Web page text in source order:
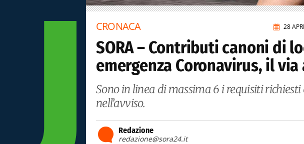
28
CRONACA
SORA – Contributi canoni di
emergenza Coronavirus, il
Sono in linea di massima 6 i requisiti richiesti
nell’avviso.
Redazione
redazione@sora24.it